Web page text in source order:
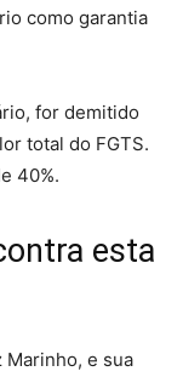
como garantia
for demitido
total do FGTS.
40%.
esta
Marinho, e sua